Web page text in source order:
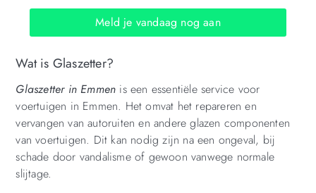
Wat is Glaszetter?
Glaszetter in Emmen is een essentiële service voor
voertuigen in Emmen. Het omvat het repareren en
vervangen van autoruiten en andere glazen componenten
van voertuigen. Dit kan nodig zijn na een ongeval, bij
schade door vandalisme of gewoon vanwege normale
slijtage.
Meld je vandaag nog aan